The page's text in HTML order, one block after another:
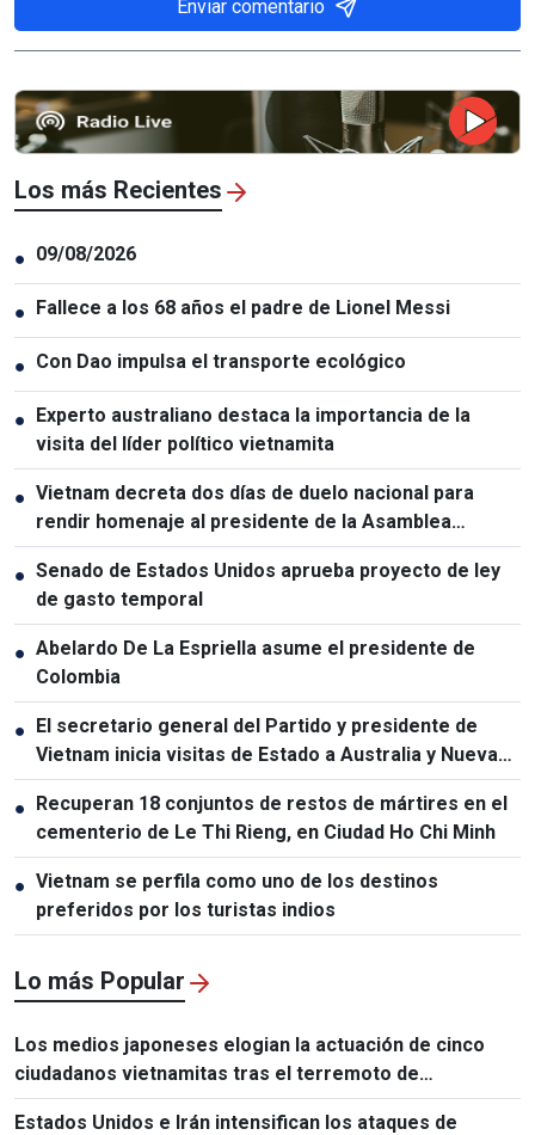
Enviar comentario
Los más Recientes
● 09/08/2026
● Fallece a los 68 años el padre de Lionel Messi
● Con Dao impulsa el transporte ecológico
● Experto australiano destaca la importancia de la
visita del líder político vietnamita
● Vietnam decreta dos días de duelo nacional para
rendir homenaje al presidente de la Asamblea
Nacional de Laos
● Senado de Estados Unidos aprueba proyecto de ley
de gasto temporal
● Abelardo De La Espriella asume el presidente de
Colombia
● El secretario general del Partido y presidente de
Vietnam inicia visitas de Estado a Australia y Nueva
Zelanda
● Recuperan 18 conjuntos de restos de mártires en el
cementerio de Le Thi Rieng, en Ciudad Ho Chi Minh
● Vietnam se perfila como uno de los destinos
preferidos por los turistas indios
Lo más Popular
Los medios japoneses elogian la actuación de cinco
ciudadanos vietnamitas tras el terremoto de
Kumamoto
Estados Unidos e Irán intensifican los ataques de